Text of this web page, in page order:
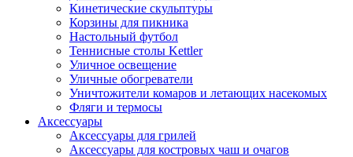
Кинетические скульптуры
Корзины для пикника
Настольный футбол
Теннисные столы Kettler
Уличное освещение
Уличные обогреватели
Уничтожители комаров и летающих насекомых
Фляги и термосы
Аксессуары
Аксессуары для грилей
Аксессуары для костровых чаш и очагов